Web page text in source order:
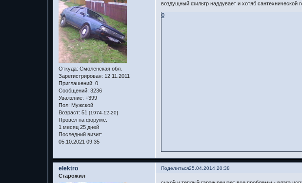
Откуда: Смоленская обл.
Зарегистрирован: 12.11.2011
Приглашений: 0
Сообщений: 3236
Уважение: +399
Пол: Мужской
Возраст: 51 [1974-12-20]
Провел на форуме:
1 месяц 25 дней
Последний визит:
05.10.2021 09:35
воздущный фильтр наддувает и хотяб сантехнической
0
Поделиться25.04.2014 20:38
elektro
Старожил